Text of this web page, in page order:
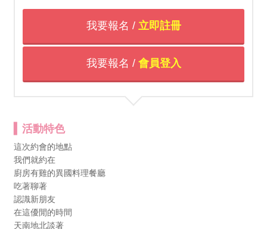
我要報名 / 立即註冊
我要報名 / 會員登入
活動特色
這次約會的地點
我們就約在
廚房有雞的異國料理餐廳
吃著聊著
認識新朋友
在這優閒的時間
天南地北談著